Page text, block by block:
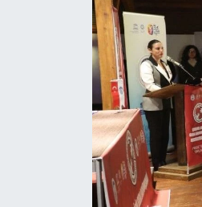
KÜLTÜR SANAT
MAGAZİN
POLİTİKA
SAĞLIK
Siyaset